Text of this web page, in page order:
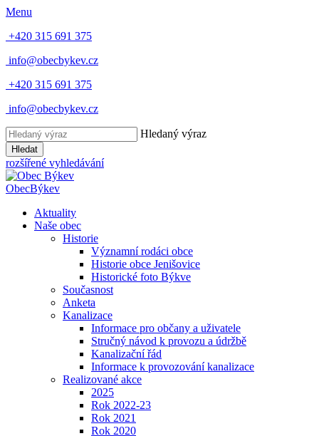
Menu
+420 315 691 375
info@obecbykev.cz
+420 315 691 375
info@obecbykev.cz
Hledaný výraz
Hledat
rozšířené vyhledávání
ObecBýkev
Aktuality
Naše obec
Historie
Významní rodáci obce
Historie obce Jenišovice
Historické foto Býkve
Současnost
Anketa
Kanalizace
Informace pro občany a uživatele
Stručný návod k provozu a údržbě
Kanalizační řád
Informace k provozování kanalizace
Realizované akce
2025
Rok 2022-23
Rok 2021
Rok 2020